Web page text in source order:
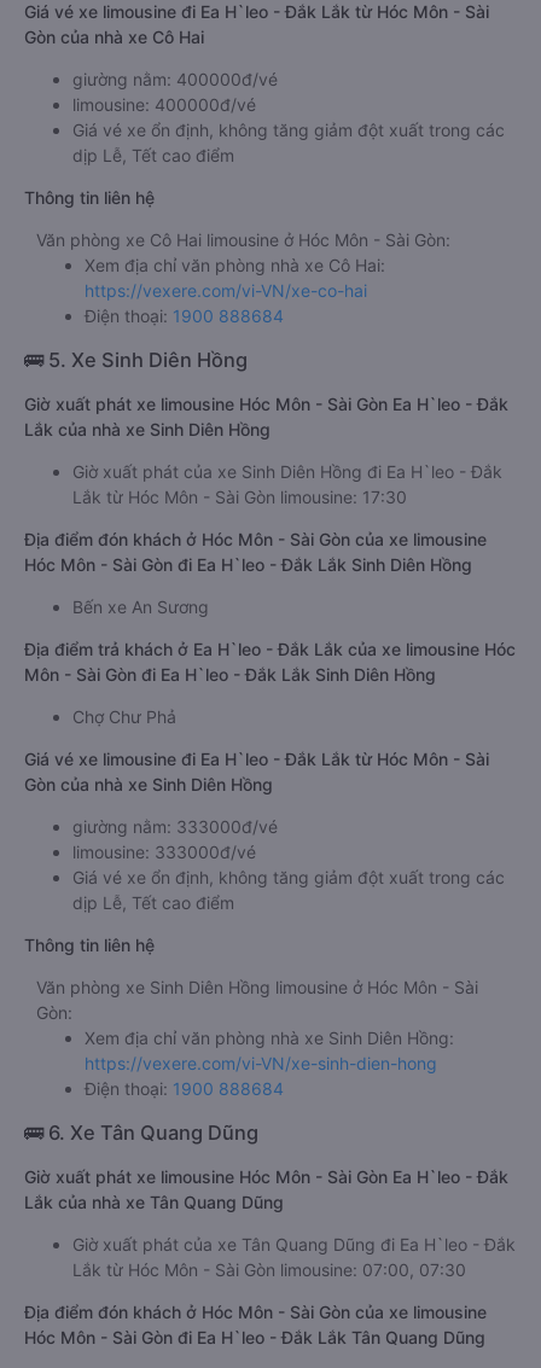
Giá vé xe limousine đi Ea H`leo - Đắk Lắk từ Hóc Môn - Sài
Gòn của nhà xe Cô Hai
giường nằm: 400000đ/vé
limousine: 400000đ/vé
Giá vé xe ổn định, không tăng giảm đột xuất trong các
dịp Lễ, Tết cao điểm
Thông tin liên hệ
Văn phòng xe Cô Hai limousine ở Hóc Môn - Sài Gòn:
Xem địa chỉ văn phòng nhà xe Cô Hai:
https://vexere.com/vi-VN/xe-co-hai
Điện thoại: 1900 888684
🚌 5. Xe Sinh Diên Hồng
Giờ xuất phát xe limousine Hóc Môn - Sài Gòn Ea H`leo - Đắk
Lắk của nhà xe Sinh Diên Hồng
Giờ xuất phát của xe Sinh Diên Hồng đi Ea H`leo - Đắk
Lắk từ Hóc Môn - Sài Gòn limousine: 17:30
Địa điểm đón khách ở Hóc Môn - Sài Gòn của xe limousine
Hóc Môn - Sài Gòn đi Ea H`leo - Đắk Lắk Sinh Diên Hồng
Bến xe An Sương
Địa điểm trả khách ở Ea H`leo - Đắk Lắk của xe limousine Hóc
Môn - Sài Gòn đi Ea H`leo - Đắk Lắk Sinh Diên Hồng
Chợ Chư Phả
Giá vé xe limousine đi Ea H`leo - Đắk Lắk từ Hóc Môn - Sài
Gòn của nhà xe Sinh Diên Hồng
giường nằm: 333000đ/vé
limousine: 333000đ/vé
Giá vé xe ổn định, không tăng giảm đột xuất trong các
dịp Lễ, Tết cao điểm
Thông tin liên hệ
Văn phòng xe Sinh Diên Hồng limousine ở Hóc Môn - Sài
Gòn:
Xem địa chỉ văn phòng nhà xe Sinh Diên Hồng:
https://vexere.com/vi-VN/xe-sinh-dien-hong
Điện thoại: 1900 888684
🚌 6. Xe Tân Quang Dũng
Giờ xuất phát xe limousine Hóc Môn - Sài Gòn Ea H`leo - Đắk
Lắk của nhà xe Tân Quang Dũng
Giờ xuất phát của xe Tân Quang Dũng đi Ea H`leo - Đắk
Lắk từ Hóc Môn - Sài Gòn limousine: 07:00, 07:30
Địa điểm đón khách ở Hóc Môn - Sài Gòn của xe limousine
Hóc Môn - Sài Gòn đi Ea H`leo - Đắk Lắk Tân Quang Dũng